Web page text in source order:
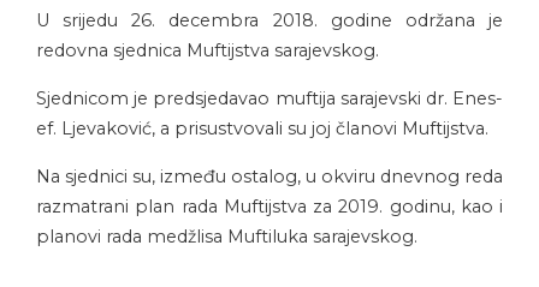
U srijedu 26. decembra 2018. godine održana je
redovna sjednica Muftijstva sarajevskog.
Sjednicom je predsjedavao muftija sarajevski dr. Enes-
ef. Ljevaković, a prisustvovali su joj članovi Muftijstva.
Na sjednici su, između ostalog, u okviru dnevnog reda
razmatrani plan rada Muftijstva za 2019. godinu, kao i
planovi rada medžlisa Muftiluka sarajevskog.